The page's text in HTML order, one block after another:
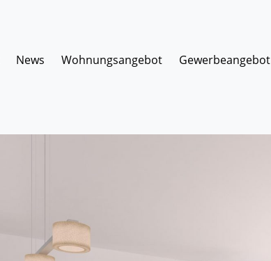
News Wohnungsangebot Gewerbeangebot